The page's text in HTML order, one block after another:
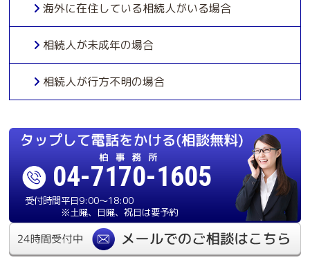
海外に在住している相続人がいる場合
相続人が未成年の場合
相続人が行方不明の場合
04-7170-1605
受付時間平日9:00〜18:00
※土曜、日曜、祝日は要予約